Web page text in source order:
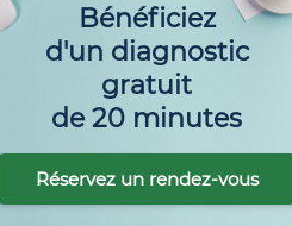
Bénéficiez
d'un diagnostic
gratuit
de 20 minutes
Réservez un rendez-vous